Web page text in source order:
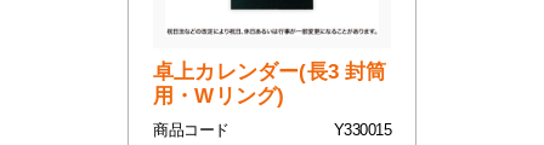
卓上カレンダー(長3 封筒
用・Wリング)
商品コード
Y330015